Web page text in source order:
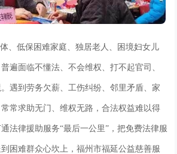
、低保困难家庭、独居老人、困境妇女儿
遍面临不懂法、不会维权、打不起官司、
遇到劳务欠薪、工伤纠纷、邻里矛盾、家
常求助无门、维权无路，合法权益难以得
法律援助服务“最后一公里”，把免费法律服
困难群众心坎上，福州市福延公益慈善服